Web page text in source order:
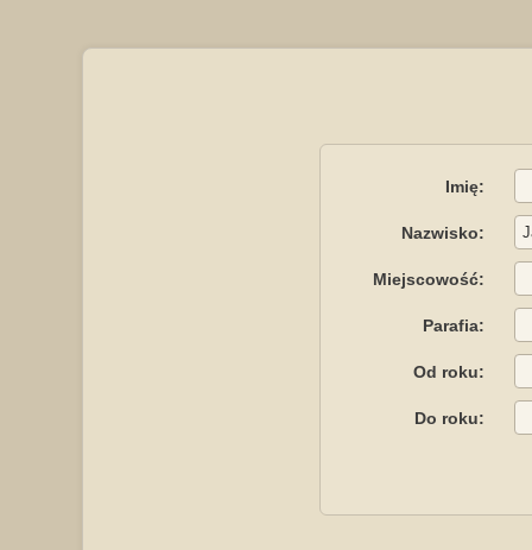
Imię:
Nazwisko:
Miejscowość:
Parafia:
Od roku:
Do roku: